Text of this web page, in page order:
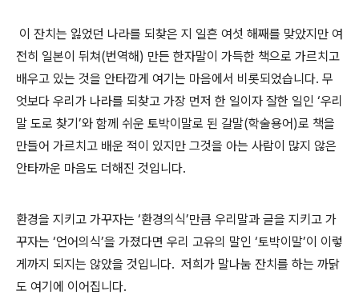
이 잔치는 잃었던 나라를 되찾은 지 일흔 여섯 해째를 맞았지만 여
전히 일본이 뒤쳐(번역해) 만든 한자말이 가득한 책으로 가르치고
배우고 있는 것을 안타깝게 여기는 마음에서 비롯되었습니다. 무
엇보다 우리가 나라를 되찾고 가장 먼저 한 일이자 잘한 일인 ‘우리
말 도로 찾기’와 함께 쉬운 토박이말로 된 갈말(학술용어)로 책을
만들어 가르치고 배운 적이 있지만 그것을 아는 사람이 많지 않은
안타까운 마음도 더해진 것입니다.
환경을 지키고 가꾸자는 ‘환경의식’만큼 우리말과 글을 지키고 가
꾸자는 ‘언어의식’을 가졌다면 우리 고유의 말인 ‘토박이말’이 이렇
게까지 되지는 않았을 것입니다. 저희가 말나눔 잔치를 하는 까닭
도 여기에 이어집니다.